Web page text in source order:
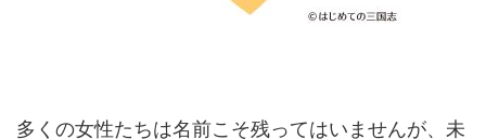
多くの女性たちは名前こそ残ってはいませんが、未